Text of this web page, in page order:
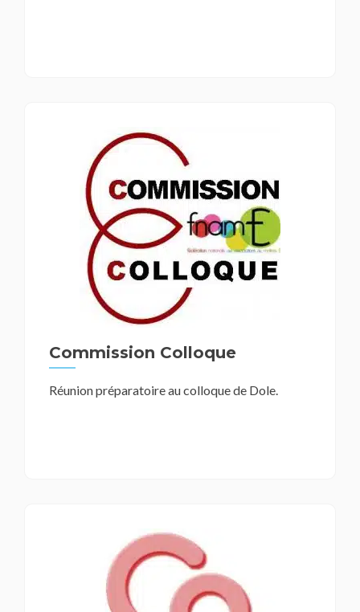
Commission Colloque
Réunion préparatoire au colloque de Dole.